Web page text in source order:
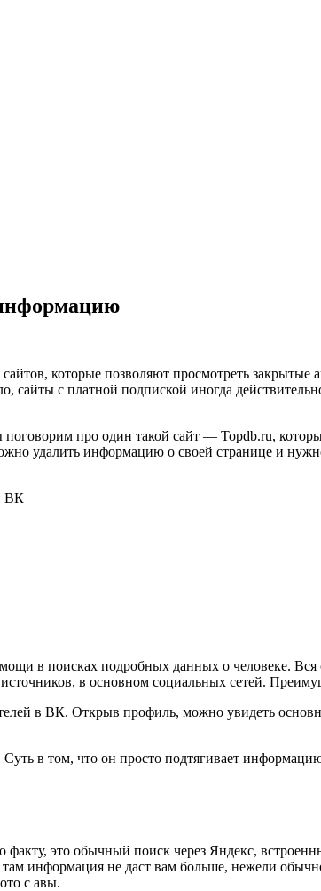
которые позволяют просмотреть
с платной подпиской иногда
про один такой сайт — Topdb.ru,
удалить информацию о своей странице и
ВК
в поисках подробных данных о человеке.
в основном социальных сетей.
в ВК. Открыв профиль, можно увидеть
в том, что он просто подтягивает
это обычный поиск через Яндекс,
информация не даст вам больше, нежели
с авы.